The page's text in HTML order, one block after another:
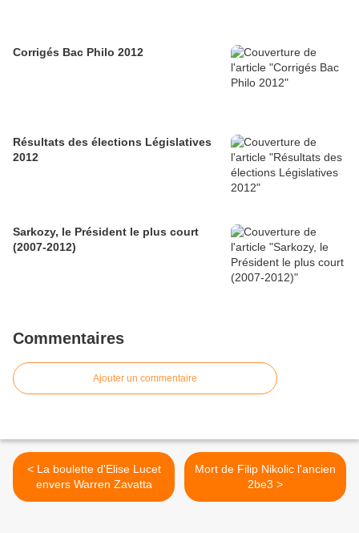
Corrigés Bac Philo 2012
Résultats des élections Législatives
2012
Sarkozy, le Président le plus court
(2007-2012)
Commentaires
Ajouter un commentaire
< La boulette d'Elise Lucet
envers Warren Zavatta
Mort de Filip Nikolic l'ancien
2be3 >